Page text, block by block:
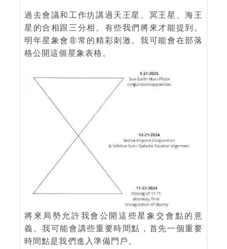
過去會議和工作坊講過天王星、冥王星、海王
星的合相跟三分相。有些我們將來才能提到。
明年星象會非常的精彩刺激。我可能會在部落
格公開這個星象表格。
將來局勢允許我會公開這些星象交會點的意
義。我可能會講些重要時間點，首先一個重要
時間點是我們進入準備門戶。